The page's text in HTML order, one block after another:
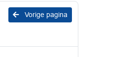
Vorige pagina